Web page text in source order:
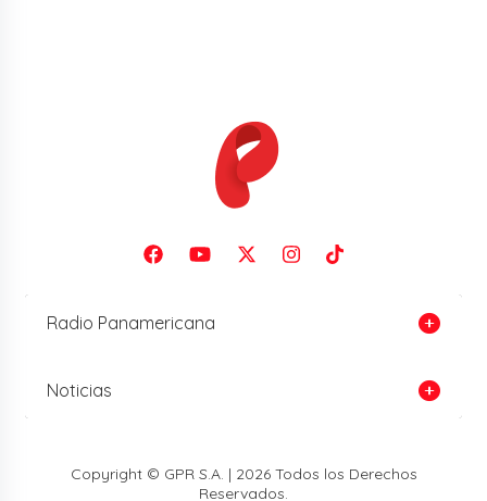
Radio Panamericana
Noticias
Copyright © GPR S.A. | 2026 Todos los Derechos
Reservados.